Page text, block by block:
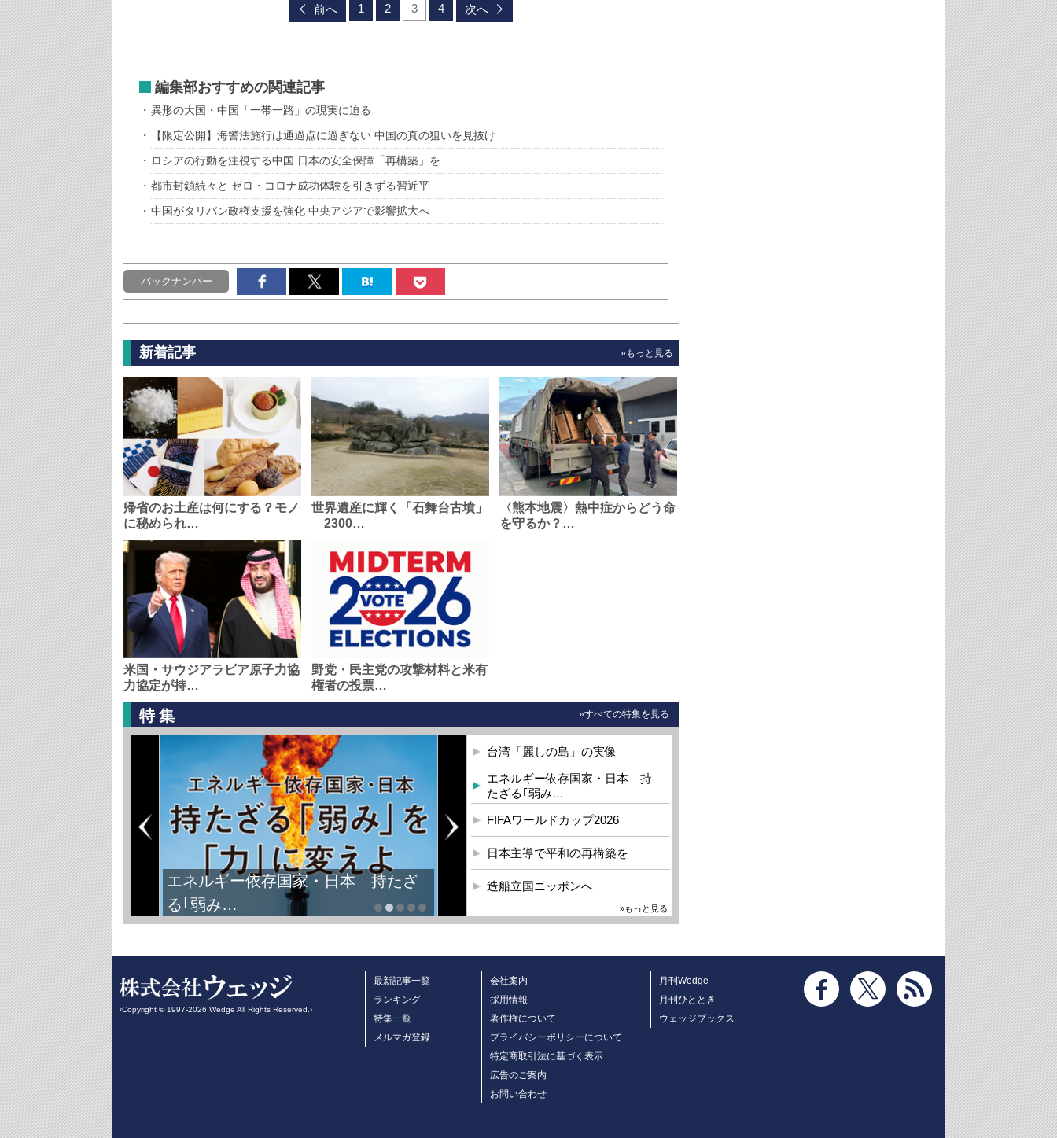
前へ 1 2 3 4 次へ
編集部おすすめの関連記事
異形の大国・中国「一帯一路」の現実に迫る
【限定公開】海警法施行は通過点に過ぎない 中国の真の狙いを見抜け
ロシアの行動を注視する中国 日本の安全保障「再構築」を
都市封鎖続々と ゼロ・コロナ成功体験を引きずる習近平
中国がタリバン政権支援を強化 中央アジアで影響拡大へ
バックナンバー
新着記事 »もっと見る
帰省のお土産は何にする？モノ
に秘められ…
世界遺産に輝く「石舞台古墳」
2300…
〈熊本地震〉熱中症からどう命
を守るか？…
米国・サウジアラビア原子力協
力協定が持…
野党・民主党の攻撃材料と米有
権者の投票…
特集 »すべての特集を見る
エネルギー依存国家・日本 持たざ
る｢弱み…
台湾「麗しの島」の実像
エネルギー依存国家・日本 持
たざる｢弱み…
FIFAワールドカップ2026
日本主導で平和の再構築を
造船立国ニッポンへ
»もっと見る
‹Copyright © 1997-2026 Wedge All Rights Reserved.›
最新記事一覧
ランキング
特集一覧
メルマガ登録
会社案内
採用情報
著作権について
プライバシーポリシーについて
特定商取引法に基づく表示
広告のご案内
お問い合わせ
月刊Wedge
月刊ひととき
ウェッジブックス